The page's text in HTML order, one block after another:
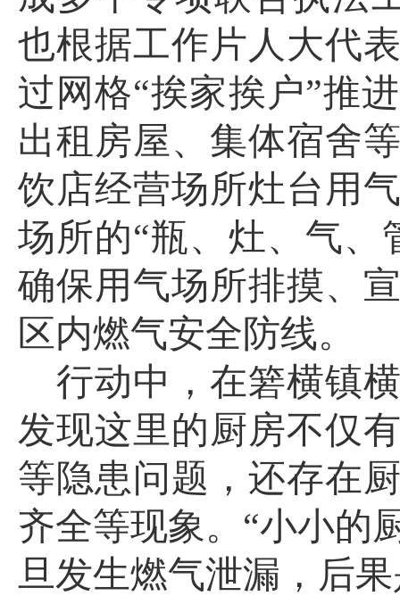
也根据工作片人大代
过网格“挨家挨户”推
出租房屋、集体宿舍
饮店经营场所灶台用
场所的“瓶、灶、气、
确保用气场所排摸、
区内燃气安全防线。
行动中，在箬横镇
发现这里的厨房不仅
等隐患问题，还存在
齐全等现象。 “小小的
旦发生燃气泄漏，后